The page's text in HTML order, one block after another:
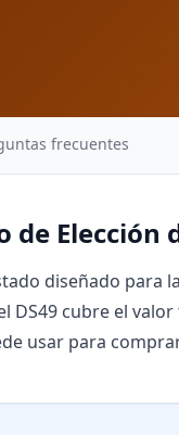
frecuentes
de Elección
diseñado para
cubre el
usar para